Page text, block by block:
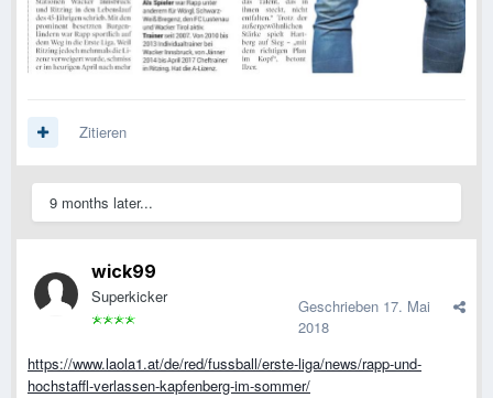
Zitieren
9 months later...
wick99
Superkicker Geschrieben 17. Mai
2018
https://www.laola1.at/de/red/fussball/erste-liga/news/rapp-und-
hochstaffl-verlassen-kapfenberg-im-sommer/